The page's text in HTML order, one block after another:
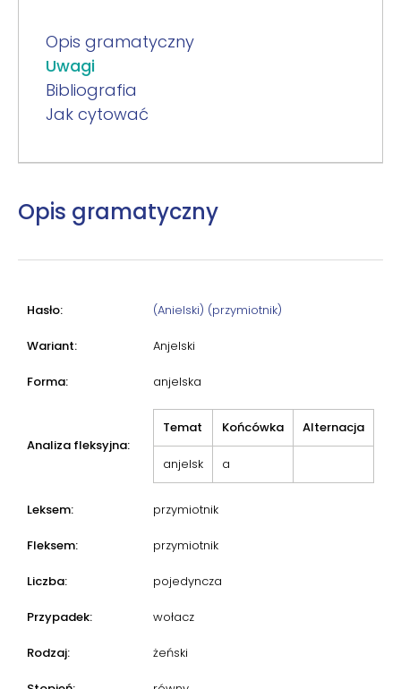
Opis gramatyczny
Uwagi
Bibliografia
Jak cytować
Opis gramatyczny
Hasło: (Anielski) (przymiotnik)
Wariant: Anjelski
Forma: anjelska
Analiza fleksyjna:
Temat Końcówka Alternacja
anjelsk a
Leksem: przymiotnik
Fleksem: przymiotnik
Liczba: pojedyncza
Przypadek: wołacz
Rodzaj: żeński